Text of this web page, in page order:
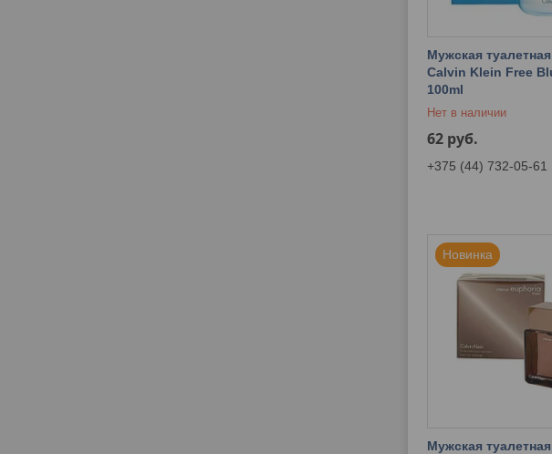
Мужская
Calvin Klein Free
100ml
Нет в наличии
62 руб.
+375 (44) 732-05-61
Новинка
Мужская